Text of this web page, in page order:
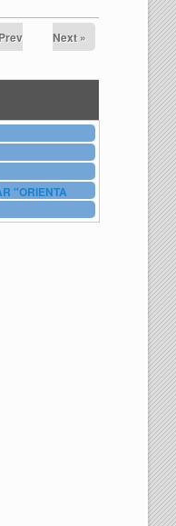
Next »
"ORIENTA